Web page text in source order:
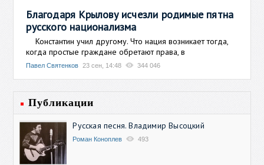
Благодаря Крылову исчезли родимые пятна
русского национализма
Константин учил другому. Что нация возникает тогда,
когда простые граждане обретают права, в
Павел Святенков 23 сен, 14:48 344 046
Публикации
Русская песня. Владимир Высоцкий
Роман Коноплев 493